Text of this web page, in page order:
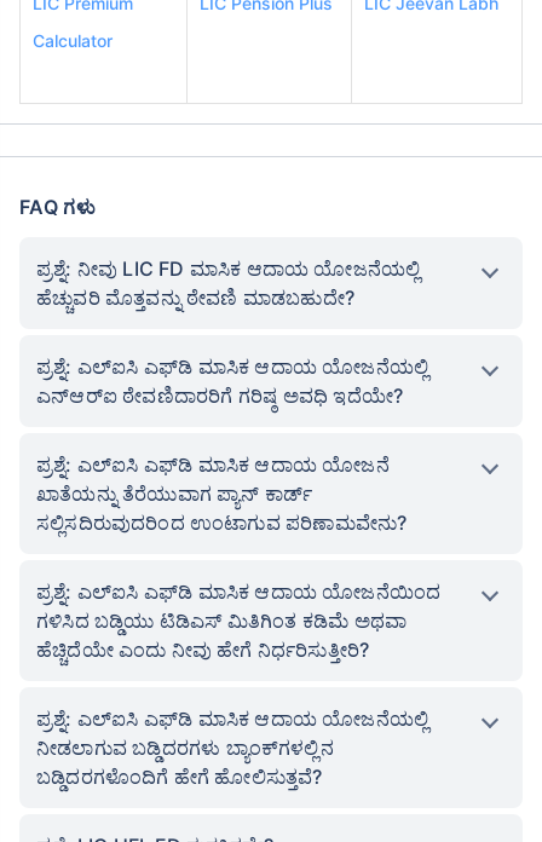
Calculator
FAQ ಗಳು
ಪ್ರಶ್ನೆ: ನೀವು LIC FD ಮಾಸಿಕ ಆದಾಯ ಯೋಜನೆಯಲ್ಲಿ
ಹೆಚ್ಚುವರಿ ಮೊತ್ತವನ್ನು ಠೇವಣಿ ಮಾಡಬಹುದೇ?
ಪ್ರಶ್ನೆ: ಎಲ್‌ಐಸಿ ಎಫ್‌ಡಿ ಮಾಸಿಕ ಆದಾಯ ಯೋಜನೆಯಲ್ಲಿ
ಎನ್‌ಆರ್‌ಐ ಠೇವಣಿದಾರರಿಗೆ ಗರಿಷ್ಠ ಅವಧಿ ಇದೆಯೇ?
ಪ್ರಶ್ನೆ: ಎಲ್ಐಸಿ ಎಫ್‌ಡಿ ಮಾಸಿಕ ಆದಾಯ ಯೋಜನೆ
ಖಾತೆಯನ್ನು ತೆರೆಯುವಾಗ ಪ್ಯಾನ್ ಕಾರ್ಡ್
ಸಲ್ಲಿಸದಿರುವುದರಿಂದ ಉಂಟಾಗುವ ಪರಿಣಾಮವೇನು?
ಪ್ರಶ್ನೆ: ಎಲ್ಐಸಿ ಎಫ್‌ಡಿ ಮಾಸಿಕ ಆದಾಯ ಯೋಜನೆಯಿಂದ
ಗಳಿಸಿದ ಬಡ್ಡಿಯು ಟಿಡಿಎಸ್ ಮಿತಿಗಿಂತ ಕಡಿಮೆ ಅಥವಾ
ಹೆಚ್ಚಿದೆಯೇ ಎಂದು ನೀವು ಹೇಗೆ ನಿರ್ಧರಿಸುತ್ತೀರಿ?
ಪ್ರಶ್ನೆ: ಎಲ್ಐಸಿ ಎಫ್‌ಡಿ ಮಾಸಿಕ ಆದಾಯ ಯೋಜನೆಯಲ್ಲಿ
ನೀಡಲಾಗುವ ಬಡ್ಡಿದರಗಳು ಬ್ಯಾಂಕ್‌ಗಳಲ್ಲಿನ
ಬಡ್ಡಿದರಗಳೊಂದಿಗೆ ಹೇಗೆ ಹೋಲಿಸುತ್ತವೆ?